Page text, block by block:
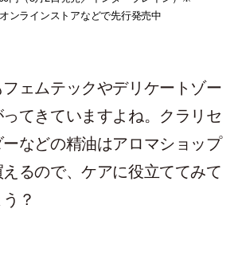
ンラインストアなどで先行発売中
ェムテックやデリケートゾー
てきていますよね。クラリセ
などの精油はアロマショップ
るので、ケアに役立ててみて
？